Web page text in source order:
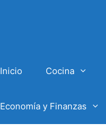
Inicio Cocina
Economía y Finanzas